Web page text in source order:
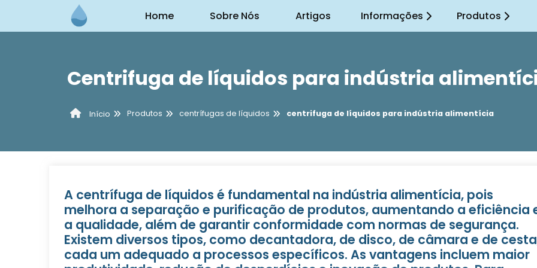
Home Sobre Nós Artigos Informações Produtos
Centrifuga de líquidos para indústria
Início Produtos centrífugas de líquidos centrifuga de líquidos para indústria alimentícia
A centrífuga de líquidos é fundamental na indústria alimentícia, pois
melhora a separação e purificação de produtos, aumentando a eficiência
a qualidade, além de garantir conformidade com normas de segurança.
Existem diversos tipos, como decantadora, de disco, de câmara e de
cada um adequado a processos específicos. As vantagens incluem maior